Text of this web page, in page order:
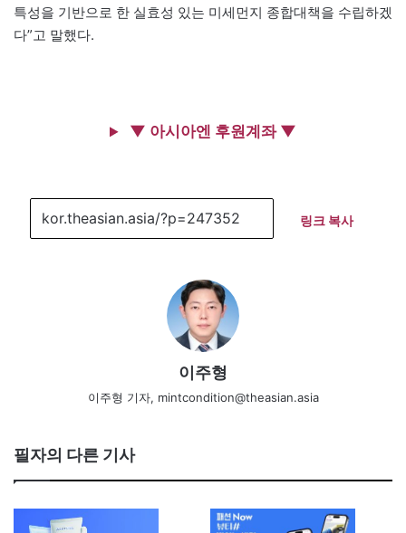
특성을 기반으로 한 실효성 있는 미세먼지 종합대책을 수립하겠
다”고 말했다.
▼ 아시아엔 후원계좌 ▼
링크 복사
이주형
이주형 기자, mintcondition@theasian.asia
필자의 다른 기사